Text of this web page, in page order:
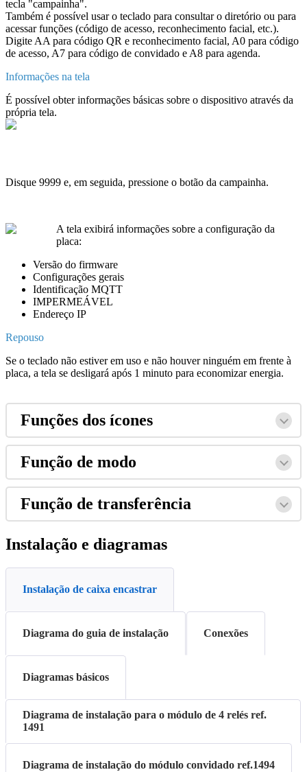
tecla "campainha".
Também é possível usar o teclado para consultar o diretório ou para
acessar funções (código de acesso, reconhecimento facial, etc.).
DigiteAA para código QR e reconhecimento facial, A0 para código
de acesso, A7 para código de convidado eA8 para agenda.
Informações na tela
É possível obter informações básicas sobre o dispositivo através da
própria tela.
Disque 9999 e, em seguida, pressione o botão da campainha.
A tela exibirá informações sobre a configuração da
placa:
Versão do firmware
Configurações gerais
Identificação MQTT
IMPERMEÁVEL
Endereço IP
Repouso
Se o teclado não estiver em uso e não houver ninguém em frente à
placa, a tela se desligará após 1 minuto para economizar energia.
Funções dos ícones
Função de modo
Função de transferência
Instalação e diagramas
Instalação de caixa encastrar
Diagrama do guia de instalação Conexões
Diagramas básicos
Diagrama de instalação para o módulo de 4 relés ref.
1491
Diagrama de instalação do módulo convidado ref.1494